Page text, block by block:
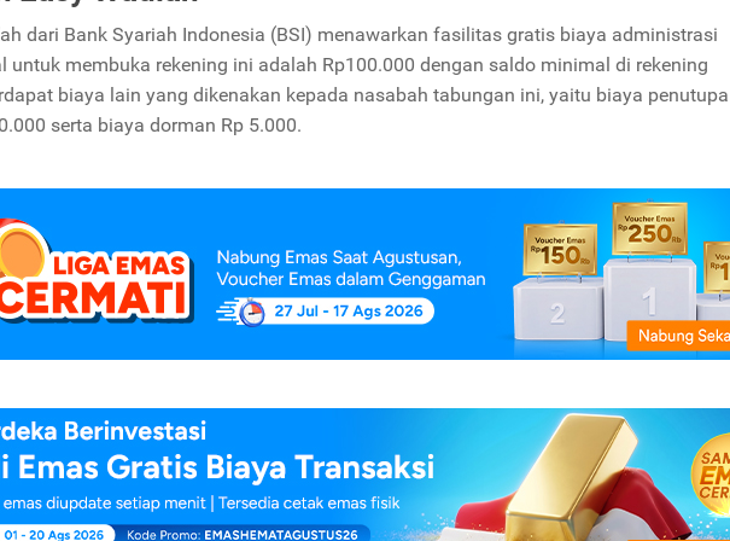
dari Bank Syariah Indonesia (BSI) menawarkan fasilitas gratis biaya administrasi
untuk membuka rekening ini adalah Rp100.000 dengan saldo minimal di rekening
biaya lain yang dikenakan kepada nasabah tabungan ini, yaitu biaya
serta biaya dorman Rp 5.000.